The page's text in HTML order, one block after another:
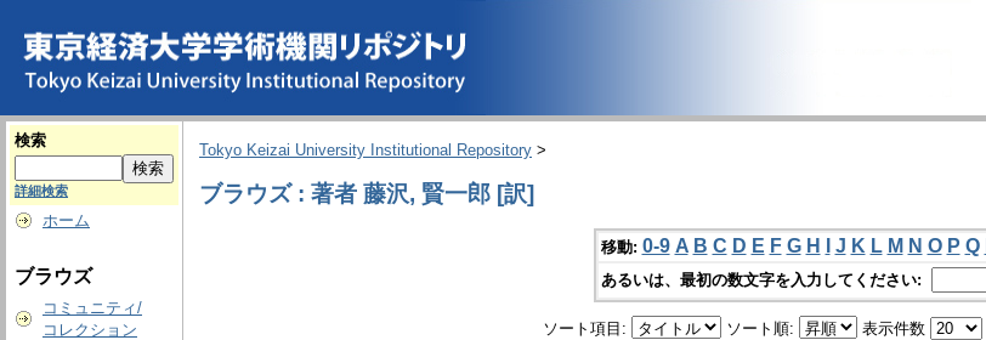
検索
詳細検索
ホーム
ブラウズ
コミュニティ/
コレクション
Tokyo Keizai University Institutional Repository >
ブラウズ : 著者 藤沢, 賢一郎 [訳]
移動: 0-9 A B C D E F G H J K L M N O P Q
あるいは、最初の数文字を入力してください:
ソート項目: ソート順: 表示件数